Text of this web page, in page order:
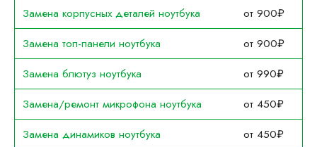
Замена корпусных деталей ноутбука
от 900₽
Замена топ-панели ноутбука
от 900₽
Замена блютуз ноутбука
от 990₽
Замена/ремонт микрофона ноутбука
от 450₽
Замена динамиков ноутбука
от 450₽